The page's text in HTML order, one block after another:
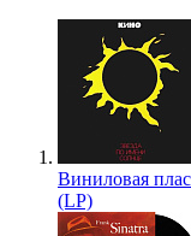
Виниловая
(LP)